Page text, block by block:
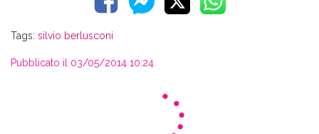
Tags: silvio berlusconi
Pubblicato il 03/05/2014 10:24